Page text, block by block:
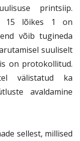
printsiip.
§ 15 lõikes 1 on
võib tugineda
suuliselt
on protokollitud.
välistatud ka
avaldamine
sellest, millised
siin